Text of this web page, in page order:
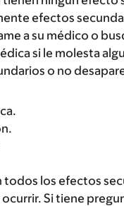
efectos
a su médico o
si le molesta
o no
todos los efectos
Si tiene